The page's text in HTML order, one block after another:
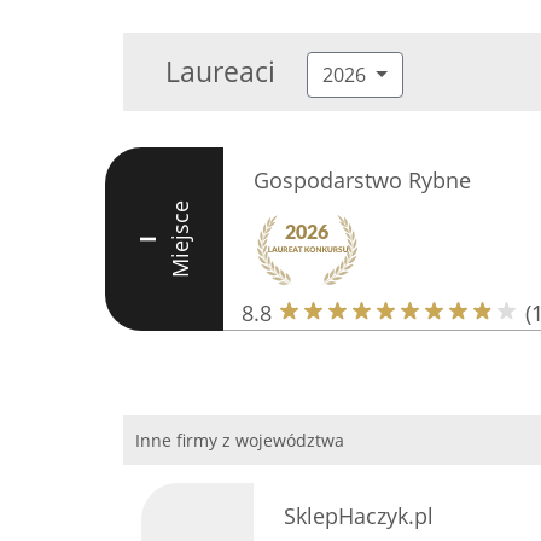
Laureaci 2026
I Miejsce
Gospodarstwo Rybne
8.8
Inne firmy z województwa
SklepHaczyk.pl